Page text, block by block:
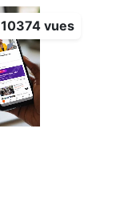
10374 vues